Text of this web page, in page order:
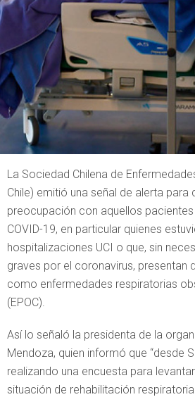
La Sociedad Chilena de
Chile) emitió una señal de alerta para
preocupación con aquellos
COVID-19, en particular quienes
hospitalizaciones UCI o que, sin
graves por el coronavirus, presentan
como enfermedades respiratorias
(EPOC).
Así lo señaló la presidenta de la
Mendoza, quien informó que “desde
realizando una encuesta para
situación de rehabilitación